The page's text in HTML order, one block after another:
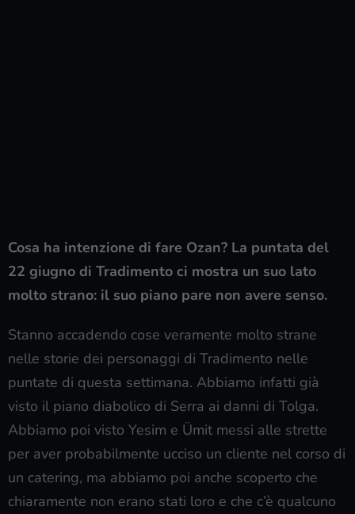
Cosa ha intenzione di fare Ozan? La puntata del
22 giugno di Tradimento ci mostra un suo lato
molto strano: il suo piano pare non avere senso.
Stanno accadendo cose veramente molto strane
nelle storie dei personaggi di Tradimento nelle
puntate di questa settimana. Abbiamo infatti già
visto il piano diabolico di Serra ai danni di Tolga.
Abbiamo poi visto Yesim e Ümit messi alle strette
per aver probabilmente ucciso un cliente nel corso di
un catering, ma abbiamo poi anche scoperto che
chiaramente non erano stati loro e che c’è qualcuno